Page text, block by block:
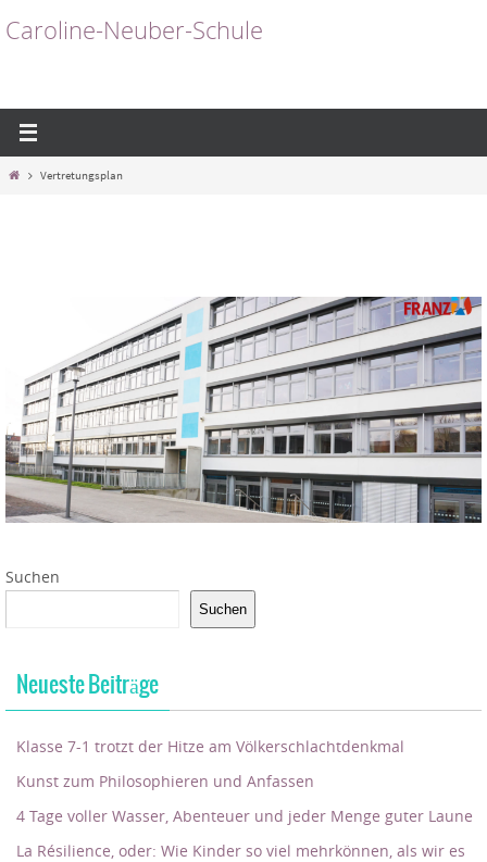
Inhalt
Caroline-Neuber-Schule
StartVertretungsplan
Suchen
Suchen
Neueste Beiträge
Klasse 7-1 trotzt der Hitze am Völkerschlachtdenkmal
Kunst zum Philosophieren und Anfassen
4 Tage voller Wasser, Abenteuer und jeder Menge guter Laune
La Résilience, oder: Wie Kinder so viel mehrkönnen, als wir es